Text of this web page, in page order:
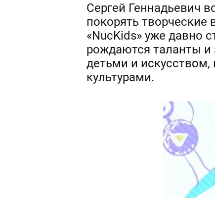
Сергей Геннадьевич
покорять
«NucKids» уже давно
рождаются таланты
детьми и
культурами.